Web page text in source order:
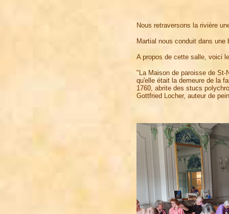
Nous retraversons la rivière
Martial nous conduit dans
A propos de cette salle, voici
"La Maison de paroisse de
qu'elle était la demeure de la
1760, abrite des stucs
Gottfried Locher, auteur de